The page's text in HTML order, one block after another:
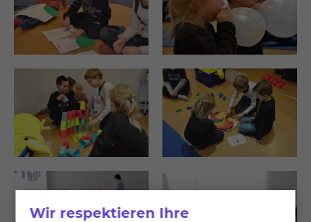
Wir respektieren Ihre